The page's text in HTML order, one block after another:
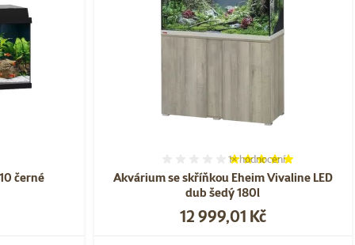
černé
Akvárium se skříňkou Eheim Vivaline LED
dub šedý 180l
Hodnocení 100%, počet
1×hodnocení
Cena
12 999,01 Kč